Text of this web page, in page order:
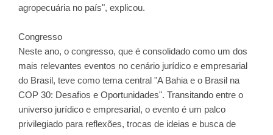
agropecuária no país", explicou.
Congresso
Neste ano, o congresso, que é consolidado como um dos
mais relevantes eventos no cenário jurídico e empresarial
do Brasil, teve como tema central "A Bahia e o Brasil na
COP 30: Desafios e Oportunidades". Transitando entre o
universo jurídico e empresarial, o evento é um palco
privilegiado para reflexões, trocas de ideias e busca de